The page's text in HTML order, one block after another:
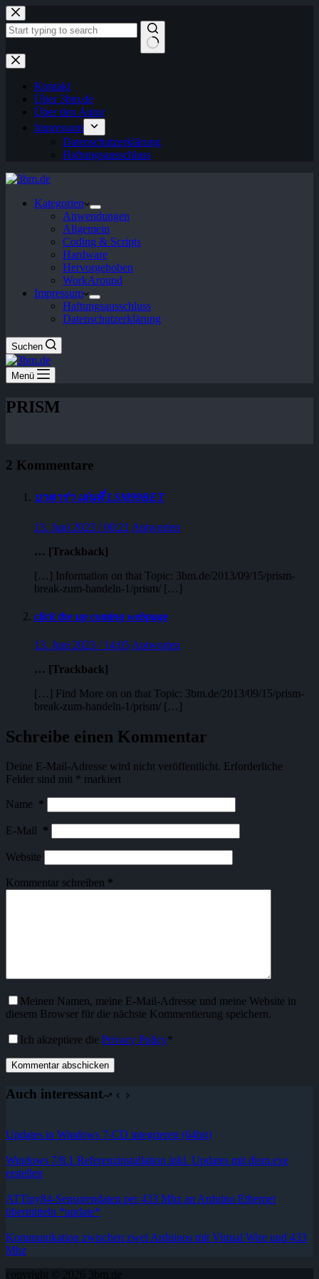
Zum
Inhalt
springen
Keine
Ergebnisse
Kontakt
Über 3bm.de
Über den Autor
Impressum
Datenschutzerklärung
Haftungsausschluss
Kategorien
Anwendungen
Allgemein
Coding & Scripts
Hardware
Hervorgehoben
WorkAround
Impressum
Haftungsausschluss
Datenschutzerklärung
Suchen
Menü
PRISM
2 Kommentare
บาคาร่า เล่นที่ LSM99BET
13. Juni 2023 / 00:21 Antworten
… [Trackback]
[…] Information on that Topic: 3bm.de/2013/09/15/prism-
break-zum-handeln-1/prism/ […]
click the up coming webpage
13. Juni 2023 / 14:05 Antworten
… [Trackback]
[…] Find More on on that Topic: 3bm.de/2013/09/15/prism-
break-zum-handeln-1/prism/ […]
Schreibe einen Kommentar
Deine E-Mail-Adresse wird nicht veröffentlicht. Erforderliche
Felder sind mit * markiert
Name *
E-Mail *
Website
Kommentar schreiben *
Meinen Namen, meine E-Mail-Adresse und meine Website in
diesem Browser für die nächste Kommentierung speichern.
Ich akzeptiere die Privacy Policy*
Kommentar abschicken
Auch interessant
Updates in Windows 7-CD integrieren (64bit)
Windows 7/8.1 Referenzinstallation inkl. Updates mit dism.exe
erstellen
ATTiny84-Sensorendaten per 433 Mhz an Arduino Ethernet
übermitteln *update*
Kommunikation zwischen zwei Arduinos mit Virtual Wire und 433
Mhz
copyright © 2026 3bm.de